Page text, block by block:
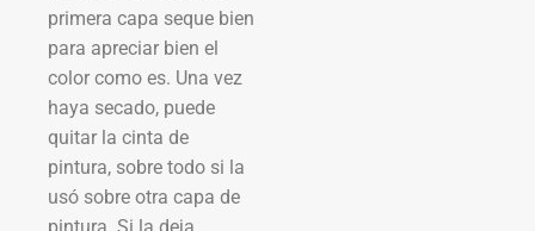
primera capa seque bien
para apreciar bien el
color como es. Una vez
haya secado, puede
quitar la cinta de
pintura, sobre todo si la
usó sobre otra capa de